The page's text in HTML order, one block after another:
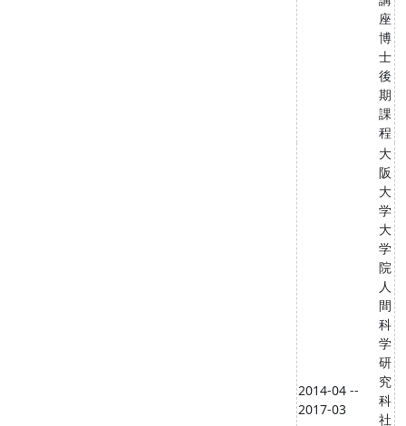
座
博
士
後
期
課
程
2014-04 --
2017-03
大
阪
大
学
大
学
院
人
間
科
学
研
究
科
社